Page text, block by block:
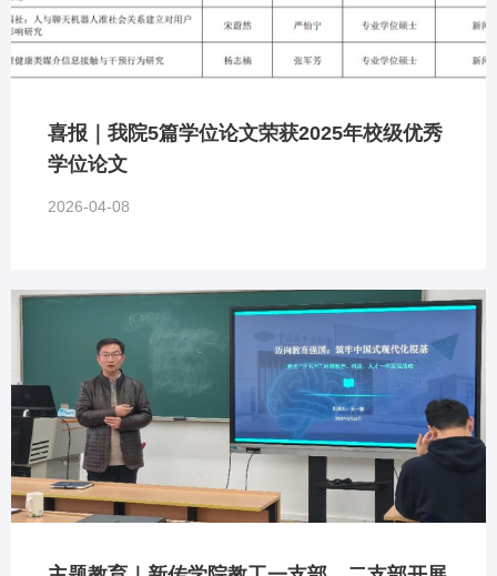
喜报｜我院5篇学位论文荣获2025年校级优秀
学位论文
2026-04-08